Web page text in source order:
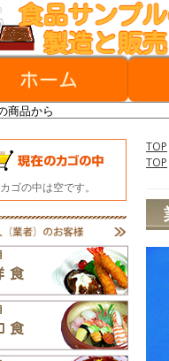
TOP
TOP
カゴの中は空です。